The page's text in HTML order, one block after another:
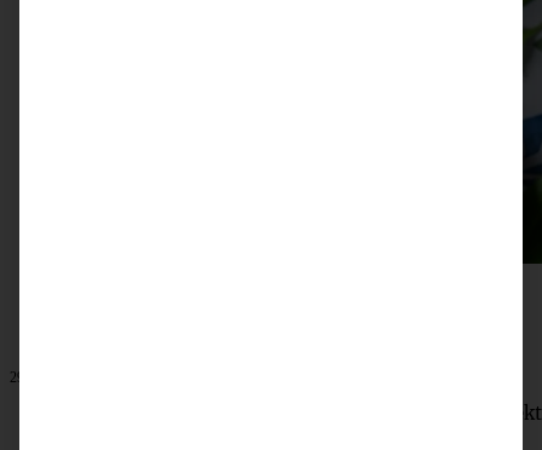
29. März 2026
Herzhafter Bärlauch-Hefezopf – saftig, fluffig und perfekt